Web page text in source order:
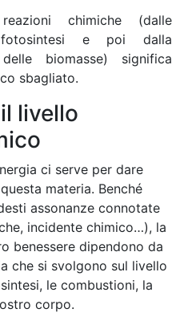
chimiche (dalle
e poi dalla
biomasse) significa
sbagliato.
livello
ci serve per dare
materia. Benché
assonanze connotate
incidente chimico…), la
benessere dipendono da
che si svolgono sul livello
le combustioni, la
corpo.